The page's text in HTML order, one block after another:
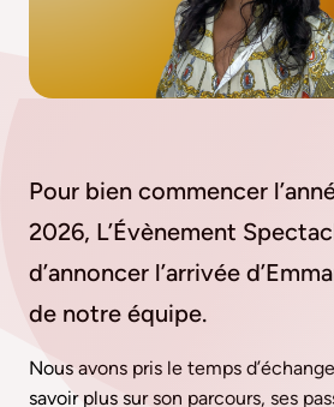
Pour bien commencer
2026, L’Évènement
d’annoncer l’arrivée
de notre équipe.
Nous avons pris le temps
savoir plus sur son parcours, ses